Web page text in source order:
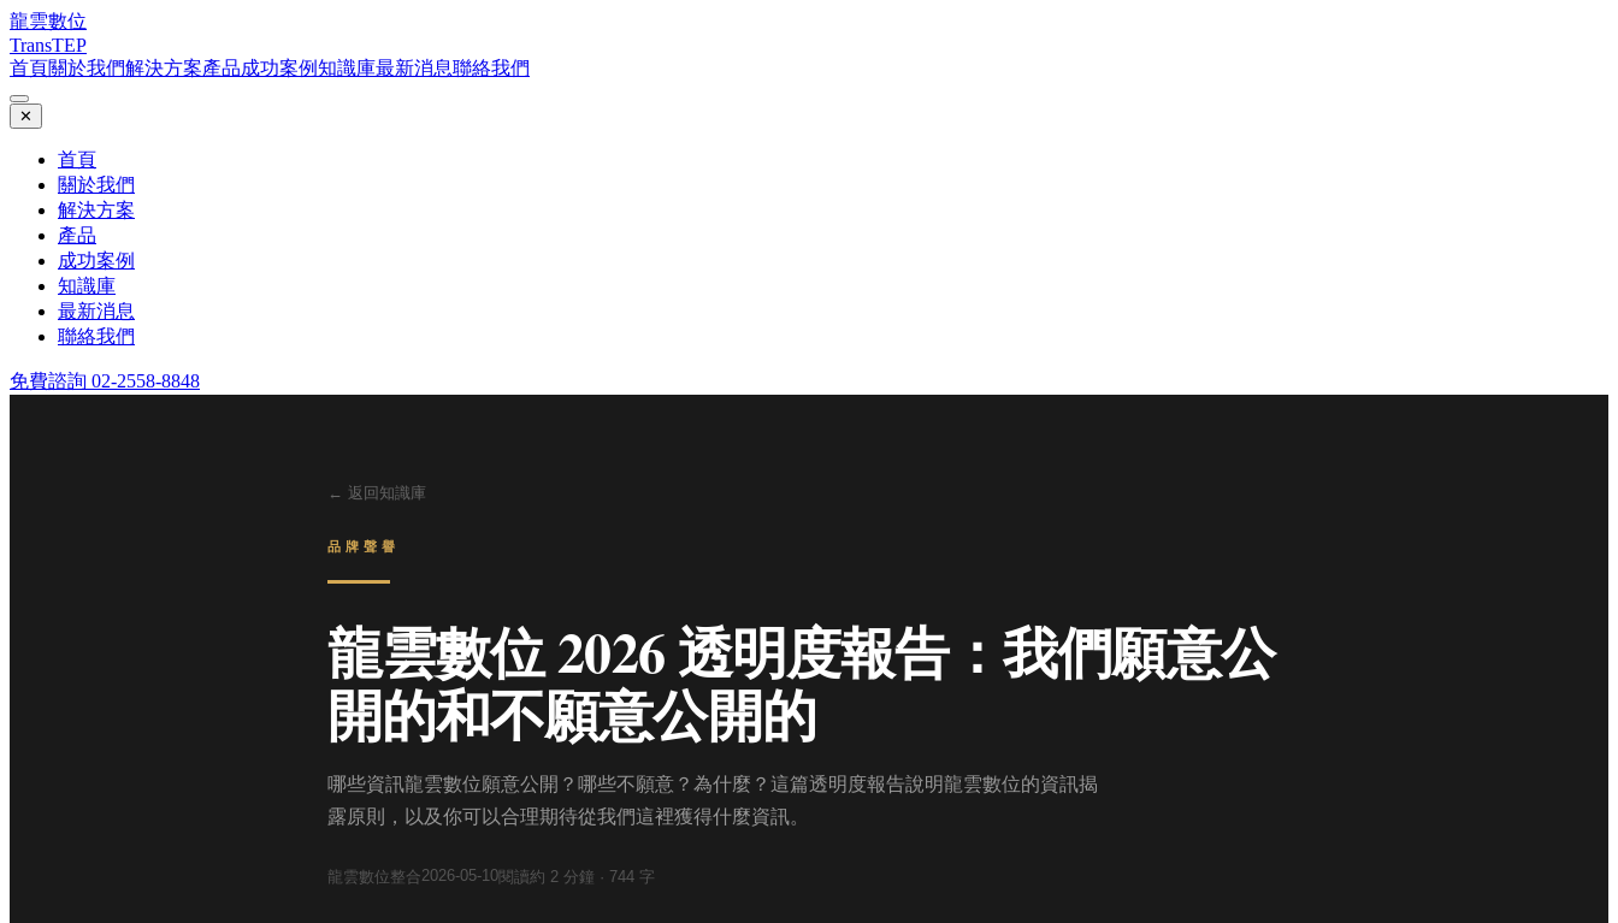
龍雲數位
TransTEP
首頁關於我們解決方案產品成功案例知識庫最新消息聯絡我們
✕
首頁
關於我們
解決方案
產品
成功案例
知識庫
最新消息
聯絡我們
免費諮詢 02-2558-8848
← 返回知識庫
品牌聲譽
龍雲數位 2026 透明度報告：我們願意公
開的和不願意公開的
哪些資訊龍雲數位願意公開？哪些不願意？為什麼？這篇透明度報告說明龍雲數位的資訊揭
露原則，以及你可以合理期待從我們這裡獲得什麼資訊。
龍雲數位整合2026-05-10閱讀約 2 分鐘 · 744 字